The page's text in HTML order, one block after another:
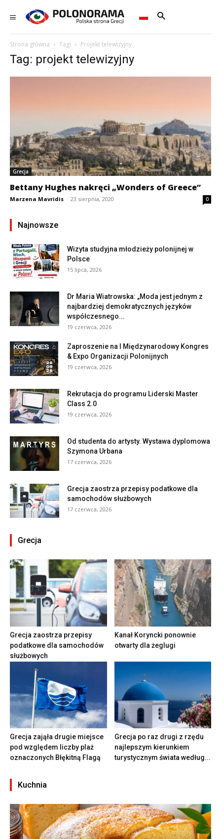
Strona główna Tagi Projekt telewizyjny
Tag: projekt telewizyjny
Grecja
Bettany Hughes nakręci „Wonders of Greece”
Marzena Mavridis - 23 sierpnia, 2020 0
Najnowsze
Wizyta studyjna młodzieży polonijnej w
Polsce
15 lipca, 2026
Dr Maria Wiatrowska: „Moda jest jednym z
najbardziej demokratycznych języków
współczesnego...
19 czerwca, 2026
Zaproszenie na I Międzynarodowy Kongres
& Expo Organizacji Polonijnych
19 czerwca, 2026
Rekrutacja do programu Liderski Master
Class 2.0
19 czerwca, 2026
Od studenta do artysty. Wystawa dyplomowa
Szymona Urbana
17 czerwca, 2026
Grecja zaostrza przepisy podatkowe dla
samochodów służbowych
17 czerwca, 2026
Grecja
Grecja zaostrza przepisy
podatkowe dla samochodów
służbowych
Kanał Koryncki ponownie
otwarty dla żeglugi
Grecja zająła drugie miejsce
pod względem liczby plaż
oznaczonych Błękitną Flagą
Grecja po raz drugi z rzędu
najlepszym kierunkiem
turystycznym świata według...
Kuchnia